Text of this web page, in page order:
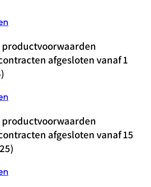
productvoorwaarden
afgesloten vanaf 1
productvoorwaarden
afgesloten vanaf 15